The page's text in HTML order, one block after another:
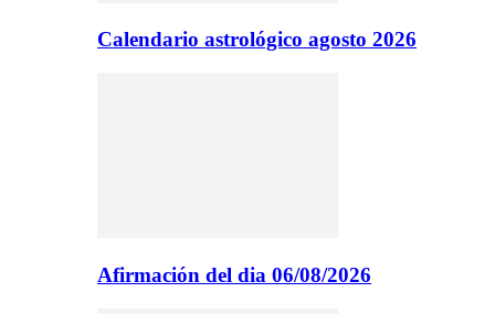
Calendario astrológico agosto 2026
Afirmación del dia 06/08/2026